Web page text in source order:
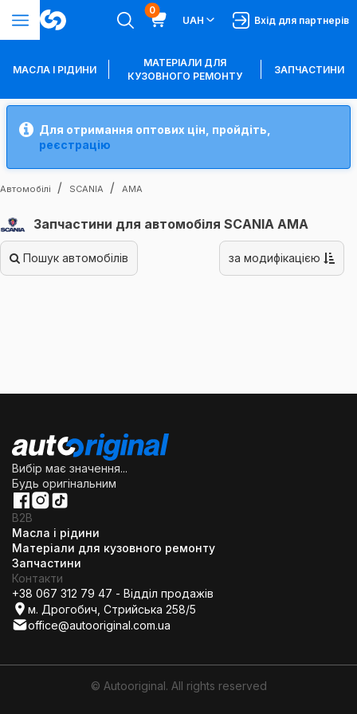
0
UAH
Вхід для партнерів
МАСЛА І РІДИНИ
МАТЕРІАЛИ ДЛЯ
КУЗОВНОГО РЕМОНТУ
ЗАПЧАСТИНИ
Для отримання оптових цін, пройдіть,
реєстрацію
Автомобілі SCANIA AMA
Запчастини для автомобіля SCANIA AMA
Пошук автомобілів за модифікацією
Вибір має значення...
Будь оригінальним
B2B
Масла і рідини
Матеріали для кузовного ремонту
Запчастини
Контакти
+38 067 312 79 47 - Відділ продажів
м. Дрогобич, Стрийська 258/5
office@autooriginal.com.ua
© Autooriginal. All rights reserved